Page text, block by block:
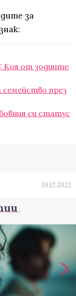
за
Коя от зодиите
през
си статус
19.12.2022